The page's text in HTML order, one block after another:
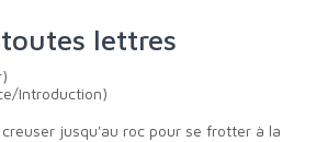
toutes lettres
Introduction)